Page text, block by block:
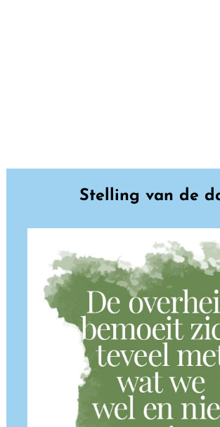
Stelling van de